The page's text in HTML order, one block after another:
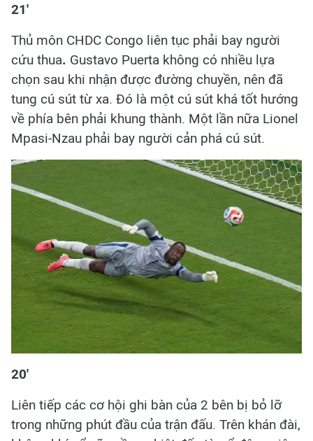
21'
Thủ môn CHDC Congo liên tục phải bay người
cứu thua. Gustavo Puerta không có nhiều lựa
chọn sau khi nhận được đường chuyền, nên đã
tung cú sút từ xa. Đó là một cú sút khá tốt hướng
về phía bên phải khung thành. Một lần nữa Lionel
Mpasi-Nzau phải bay người cản phá cú sút.
20'
Liên tiếp các cơ hội ghi bàn của 2 bên bị bỏ lỡ
trong những phút đầu của trận đấu. Trên khán đài,